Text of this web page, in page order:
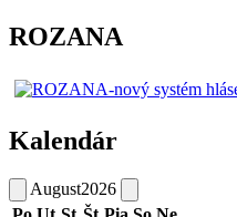
ROZANA
Kalendár
August2026